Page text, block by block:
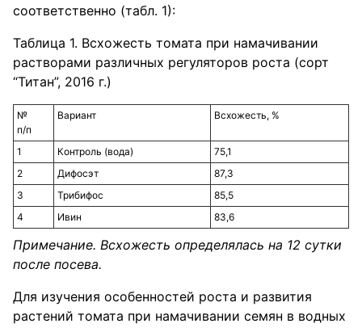
соответственно (табл. 1):
Таблица 1. Всхожесть томата при намачивании
растворами различных регуляторов роста (сорт
“Титан”, 2016 г.)
№
п/п
Вариант Всхожесть, %
1 Контроль (вода)
75,1
2
Дифосэт
87,3
3
Трибифос
85,5
4
Ивин 83,6
Примечание. Всхожесть определялась на 12 сутки
после посева.
Для изучения особенностей роста и развития
растений томата при намачивании семян в водных